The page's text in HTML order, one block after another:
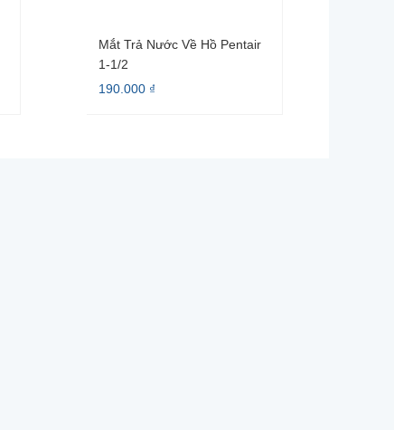
Mắt Trả Nước Về Hồ Pentair
1-1/2
190.000 ₫